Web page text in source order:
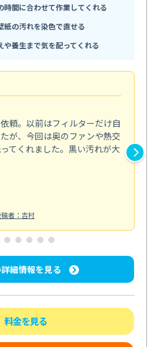
時間に合わせて作業してくれる
紙の汚れを染色で直せる
や養生まで気を配ってくれる
頼。以前はフィルターだけ自
が、今回は奥のファンや熱交
てくれました。黒い汚れが大
者：吉村
細情報を見る
料金を見る